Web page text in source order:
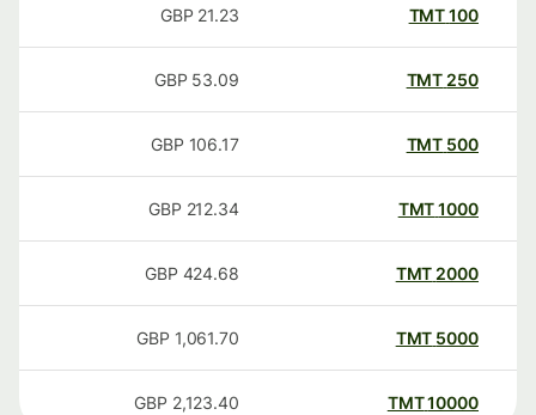
100
TMT
21.23
GBP
250
TMT
53.09
GBP
500
TMT
106.17
GBP
1000
TMT
212.34
GBP
2000
TMT
424.68
GBP
5000
TMT
1,061.70
GBP
10000
TMT
2,123.40
GBP